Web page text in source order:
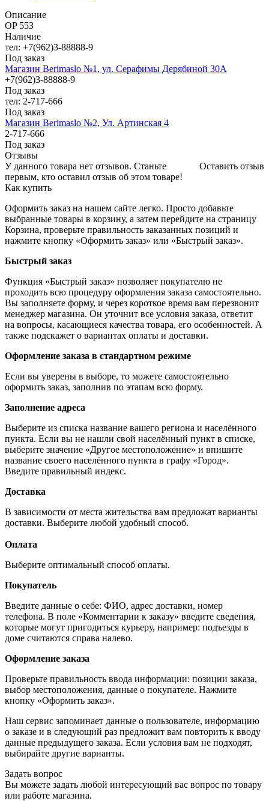
Описание
OP 553
Наличие
тел: +7(962)3-88888-9
Под заказ
Магазин Berimaslo №1, ул. Серафимы Дерябиной 30А
+7(962)3-88888-9
Под заказ
тел: 2-717-666
Под заказ
Магазин Berimaslo №2, Ул. Артинская 4
2-717-666
Под заказ
Отзывы
Оставить отзыв
У данного товара нет отзывов. Станьте
первым, кто оставил отзыв об этом товаре!
Как купить
Оформить заказ на нашем сайте легко. Просто добавьте
выбранные товары в корзину, а затем перейдите на страницу
Корзина, проверьте правильность заказанных позиций и
нажмите кнопку «Оформить заказ» или «Быстрый заказ».
Быстрый заказ
Функция «Быстрый заказ» позволяет покупателю не
проходить всю процедуру оформления заказа самостоятельно.
Вы заполняете форму, и через короткое время вам перезвонит
менеджер магазина. Он уточнит все условия заказа, ответит
на вопросы, касающиеся качества товара, его особенностей. А
также подскажет о вариантах оплаты и доставки.
Оформление заказа в стандартном режиме
Если вы уверены в выборе, то можете самостоятельно
оформить заказ, заполнив по этапам всю форму.
Заполнение адреса
Выберите из списка название вашего региона и населённого
пункта. Если вы не нашли свой населённый пункт в списке,
выберите значение «Другое местоположение» и впишите
название своего населённого пункта в графу «Город».
Введите правильный индекс.
Доставка
В зависимости от места жительства вам предложат варианты
доставки. Выберите любой удобный способ.
Оплата
Выберите оптимальный способ оплаты.
Покупатель
Введите данные о себе: ФИО, адрес доставки, номер
телефона. В поле «Комментарии к заказу» введите сведения,
которые могут пригодиться курьеру, например: подъезды в
доме считаются справа налево.
Оформление заказа
Проверьте правильность ввода информации: позиции заказа,
выбор местоположения, данные о покупателе. Нажмите
кнопку «Оформить заказ».
Наш сервис запоминает данные о пользователе, информацию
о заказе и в следующий раз предложит вам повторить к вводу
данные предыдущего заказа. Если условия вам не подходят,
выбирайте другие варианты.
Задать вопрос
Вы можете задать любой интересующий вас вопрос по товару
или работе магазина.